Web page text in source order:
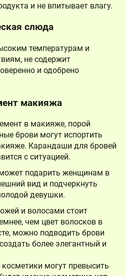
и не впитывает влагу.
слюда
температурам и
не содержит
и одобрено
макияжа
в макияже, порой
брови могут испортить
Карандаши для бровей
с ситуацией.
подарить женщинам в
вид и подчеркнуть
девушки.
и волосами стоит
чем цвет волосков в
можно подводить брови
более элегантный и
могут превысить